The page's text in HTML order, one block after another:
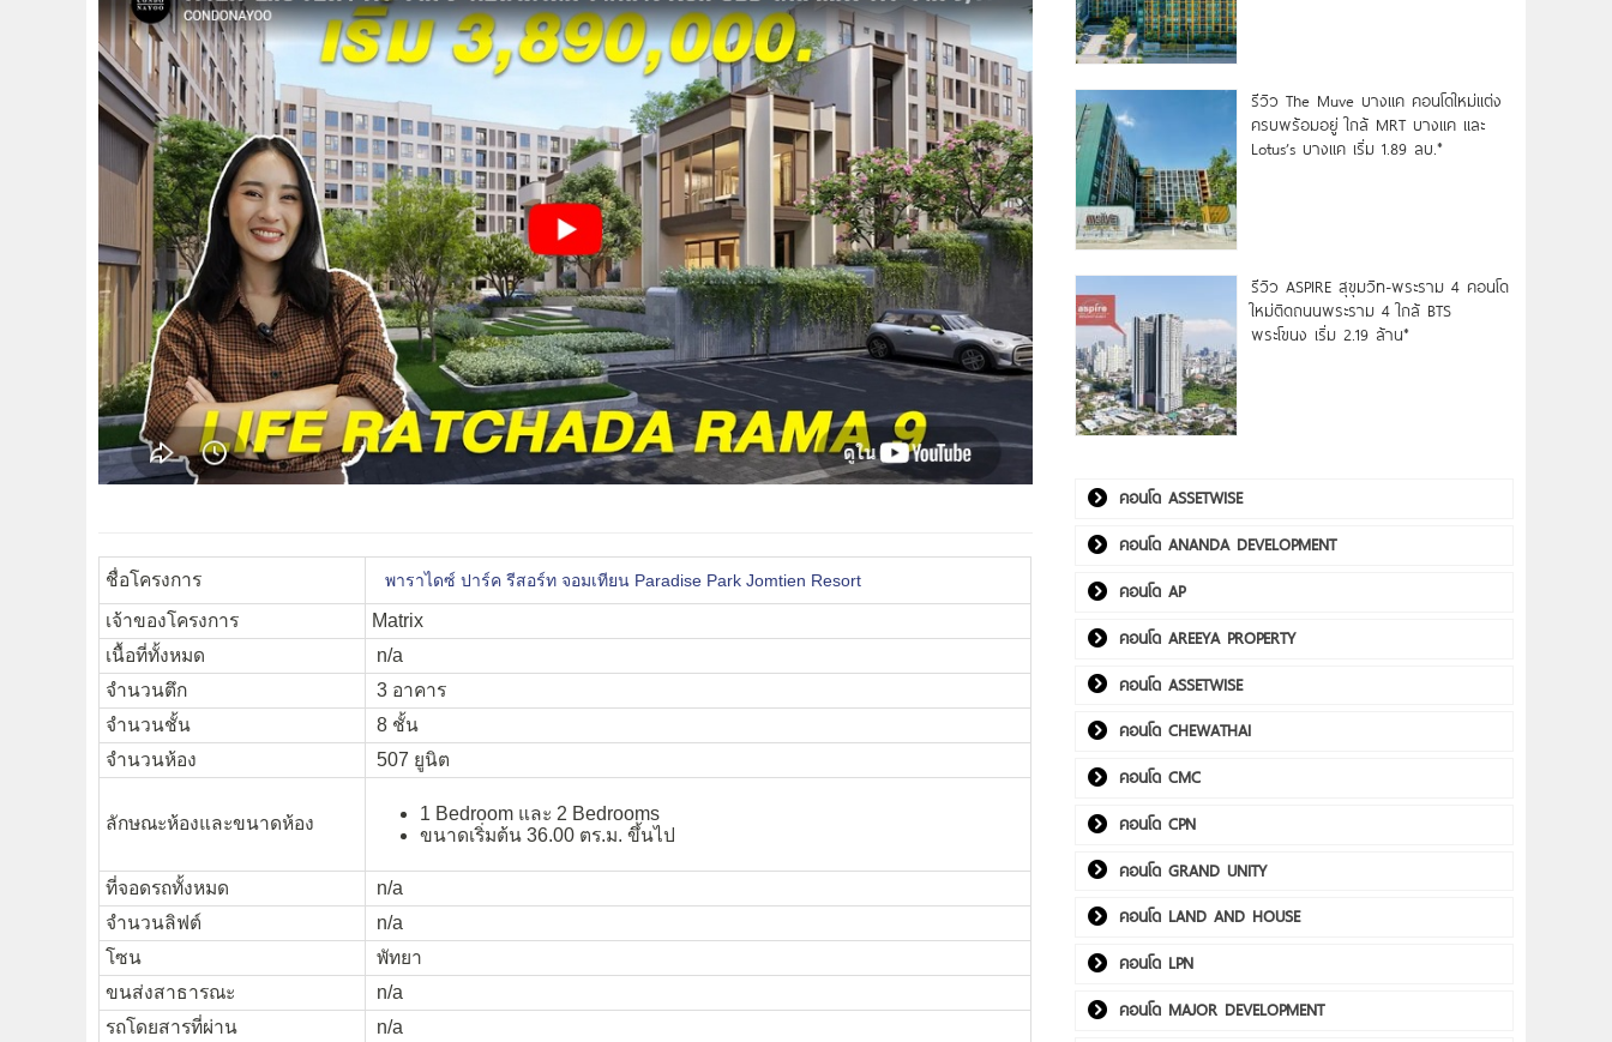
ชื่อโครงการ พาราไดซ์ ปาร์ค รีสอร์ท จอมเทียน Paradise Park Jomtien Resort
เจ้าของโครงการ
Matrix
เนื้อที่ทั้งหมด
n/a
จำนวนตึก
3 อาคาร
จำนวนชั้น
8 ชั้น
จำนวนห้อง
507 ยูนิต
ลักษณะห้องและขนาดห้อง
1 Bedroom และ 2 Bedrooms
ขนาดเริ่มต้น 36.00 ตร.ม. ขึ้นไป
ที่จอดรถทั้งหมด
n/a
จำนวนลิฟต์
n/a
โซน
พัทยา
ขนส่งสาธารณะ
n/a
รถโดยสารที่ผ่าน
n/a
รีวิว The Muve บางแค คอนโดใหม่แต่ง
ครบพร้อมอยู่ ใกล้ MRT บางแค และ
Lotus’s บางแค เริ่ม 1.89 ลบ.*
รีวิว ASPIRE สุขุมวิท-พระราม 4 คอนโด
ใหม่ติดถนนพระราม 4 ใกล้ BTS
พระโขนง เริ่ม 2.19 ล้าน*
คอนโด ASSETWISE
คอนโด ANANDA DEVELOPMENT
คอนโด AP
คอนโด AREEYA PROPERTY
คอนโด ASSETWISE
คอนโด CHEWATHAI
คอนโด CMC
คอนโด CPN
คอนโด GRAND UNITY
คอนโด LAND AND HOUSE
คอนโด LPN
คอนโด MAJOR DEVELOPMENT